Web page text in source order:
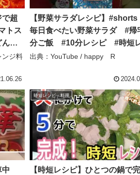
で超
トス
レ
理〜
ンジ料
【野菜サラダレシピ】
毎日食べたい野菜サラダ #帰
分ご飯 #10分レシピ #時短
ピ – happy R
出典：YouTube / happy R
中
時短レシピ・料理
【時短レシピ】ひとつの鍋で